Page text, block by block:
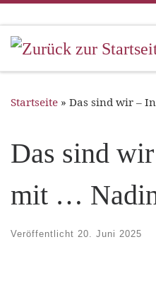
Zum Inhalt springen
Startseite » Das sind wir –
Das sind
mit …
Veröffentlicht 20. Juni 2025